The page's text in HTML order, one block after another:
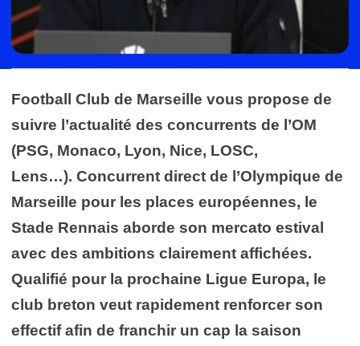
Football Club de Marseille vous propose de
suivre l’actualité des concurrents de l’OM
(PSG, Monaco, Lyon, Nice, LOSC,
Lens…). Concurrent direct de l’Olympique de
Marseille pour les places européennes, le
Stade Rennais aborde son mercato estival
avec des ambitions clairement affichées.
Qualifié pour la prochaine Ligue Europa, le
club breton veut rapidement renforcer son
effectif afin de franchir un cap la saison